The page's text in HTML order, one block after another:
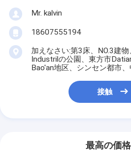
Mr. kalvin
18607555194
加えなさい:第3床、NO.3建
Industrilの公園、東方市
Bao'an地区、シンセン都市、
接触
最高の価